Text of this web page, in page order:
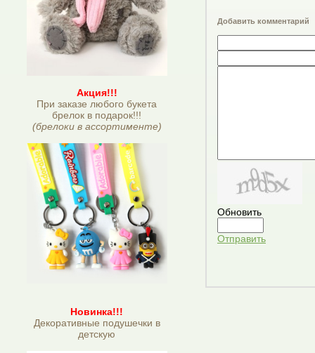
Акция!!!
При заказе любого букета
брелок в подарок!!!
(брелоки в ассортименте)
Новинка!!!
Декоративные подушечки в
детскую
Добавить комментарий
Обновить
Отправить